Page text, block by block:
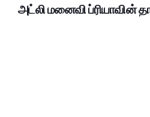
அட்லி மனைவி ப்ரியாவின்